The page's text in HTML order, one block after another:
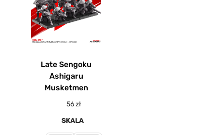
Late Sengoku
Ashigaru
Musketmen
56zł
SKALA